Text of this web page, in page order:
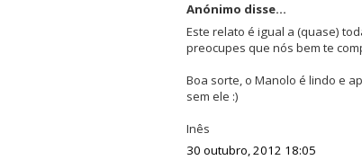
Anónimo disse...
Este relato é igual a (quase)
preocupes que nós bem te
Boa sorte, o Manolo é lindo e
sem ele :)
Inês
30 outubro, 2012 18:05